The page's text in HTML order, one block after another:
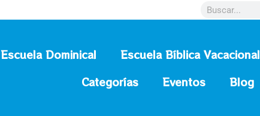
Escuela Dominical Escuela Bíblica Vacacional
Categorías
Eventos Blog